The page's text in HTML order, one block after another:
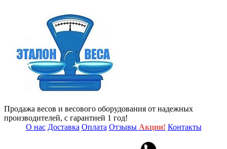
Продажа весов и весового оборудования от надежных
производителей, с гарантией 1 год!
О нас Доставка Оплата Отзывы Акции! Контакты